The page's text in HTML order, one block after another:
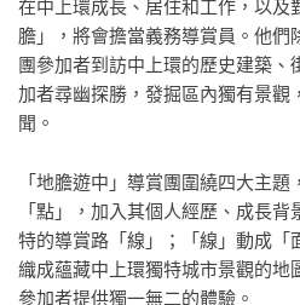
在中上環成長、居住和工作，以及
膽」，將會擔當義務導賞員。他們
團參加者到訪中上環的歷史建築、
加者尋幽探勝，發掘區內獨有景觀
聞。
「地膽遊中」導賞團圍繞四大主
「點」，加入其個人經歷、成長
特的導賞路「線」；「線」動成「
織成蘊藏中上環獨特城市景觀的地
參加者提供獨一無二的體驗。